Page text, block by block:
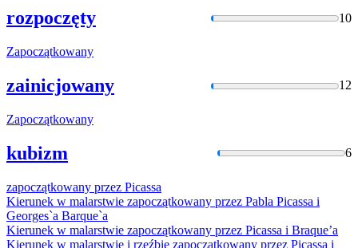
rozpoczęty 10
Zapoczątkowany
zainicjowany 12
Zapoczątkowany
kubizm 6
zapoczątkowany przez Picassa
Kierunek w malarstwie zapoczątkowany przez Pabla Picassa i
Georges`a Barque`a
Kierunek w malarstwie zapoczątkowany przez Picassa i Braque’a
Kierunek w malarstwie i rzeźbie zapoczątkowany przez Picassa i